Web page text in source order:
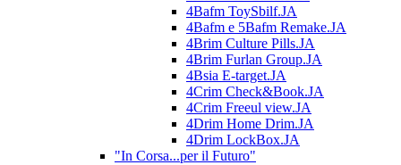
4Bafm ToySbilf.JA
4Bafm e 5Bafm Remake.JA
4Brim Culture Pills.JA
4Brim Furlan Group.JA
4Bsia E-target.JA
4Crim Check&Book.JA
4Crim Freeul view.JA
4Drim Home Drim.JA
4Drim LockBox.JA
"In Corsa...per il Futuro"